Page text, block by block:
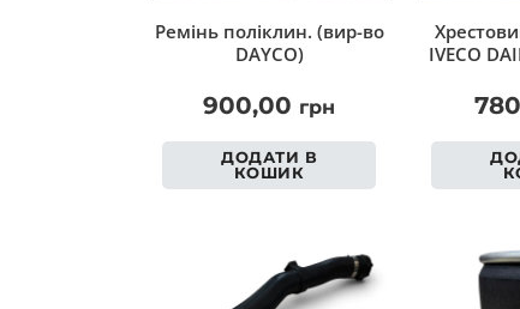
Ремінь поліклин. (вир-во
DAYCO)
900,00 грн
ДОДАТИ В
КОШИК
IVECO